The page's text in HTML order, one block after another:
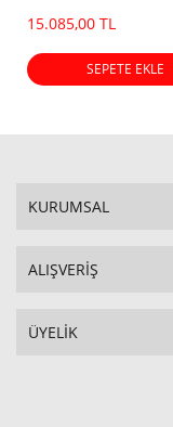
15.085,00 TL
SEPETE EKLE
KURUMSAL
ALIŞVERİŞ
ÜYELİK